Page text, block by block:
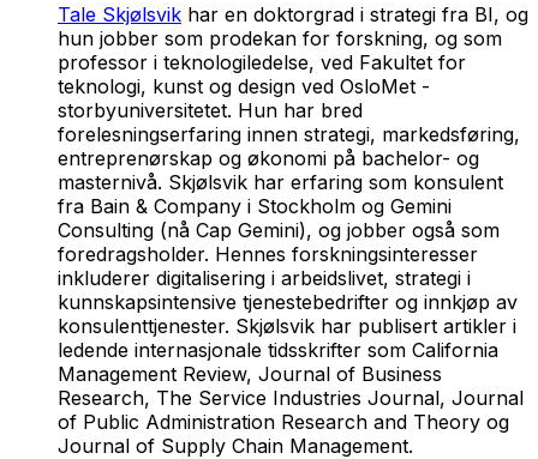
Tale Skjølsvik har en doktorgrad i strategi fra BI, og
hun jobber som prodekan for forskning, og som
professor i teknologiledelse, ved Fakultet for
teknologi, kunst og design ved OsloMet -
storbyuniversitetet. Hun har bred
forelesningserfaring innen strategi, markedsføring,
entreprenørskap og økonomi på bachelor- og
masternivå. Skjølsvik har erfaring som konsulent
fra Bain & Company i Stockholm og Gemini
Consulting (nå Cap Gemini), og jobber også som
foredragsholder. Hennes forskningsinteresser
inkluderer digitalisering i arbeidslivet, strategi i
kunnskapsintensive tjenestebedrifter og innkjøp av
konsulenttjenester. Skjølsvik har publisert artikler i
ledende internasjonale tidsskrifter som California
Management Review, Journal of Business
Research, The Service Industries Journal, Journal
of Public Administration Research and Theory og
Journal of Supply Chain Management.